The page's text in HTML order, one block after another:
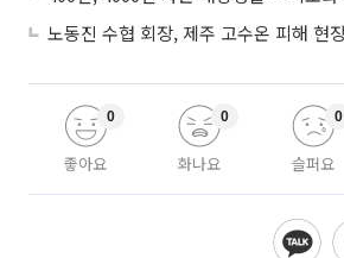
좋아요
0
화나요
0
슬퍼요
0